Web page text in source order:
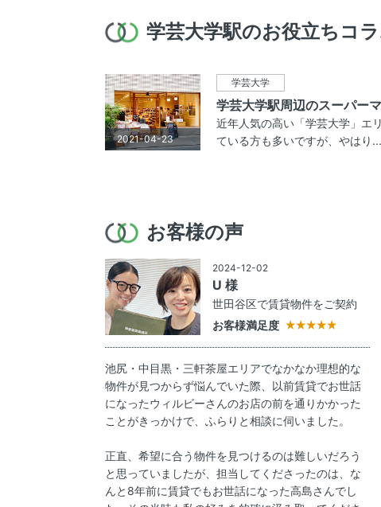
学芸大学駅のお役立ちコ
2021-04-23
学芸大学
学芸大学駅周辺のスーパー
近年人気の高い「学芸大学」エ
ている方も多いですが、やはり...
お客様の声
2024-12-02
U 様
世田谷区で賃貸物件をご契約
お客様満足度
池尻・中目黒・三軒茶屋エリアでなかなか理想的な
物件が見つからず悩んでいた際、以前賃貸でお世話
になったウィルビーさんのお店の前を通りかかった
ことがきっかけで、ふらりと相談に伺いました。
正直、希望に合う物件を見つけるのは難しいだろう
と思っていましたが、担当してくださったのは、な
んと8年前に賃貸でもお世話になった高島さんでし